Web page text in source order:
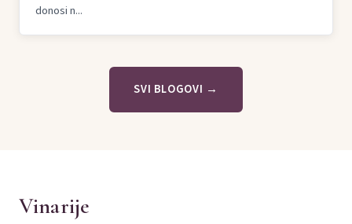
donosi n...
SVI BLOGOVI →
Vinarije